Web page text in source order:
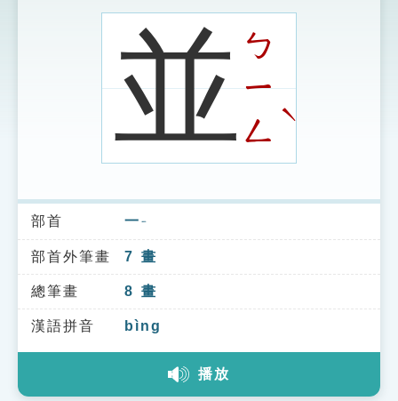
索引選單
知識索引
單字索引
生命大百科索引
示
並ㄅ
ㄧ
ㄥ
ˋ
部首 一 ㄧ
部首外筆畫 7 畫
總筆畫 8 畫
漢語拼音 bìng
播放